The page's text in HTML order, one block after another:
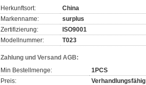
Herkunftsort:
China
Markenname:
surplus
Zertifizierung:
ISO9001
Modellnummer:
T023
Zahlung und Versand AGB:
Min Bestellmenge:
1PCS
Preis:
Verhandlungsfähig